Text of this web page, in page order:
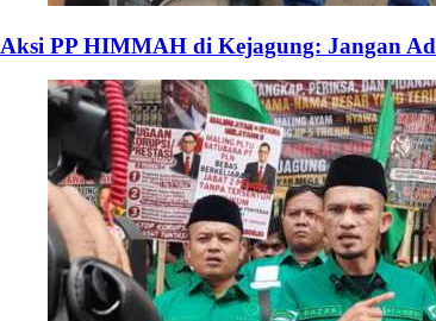
Aksi PP HIMMAH di Kejagung: Jangan